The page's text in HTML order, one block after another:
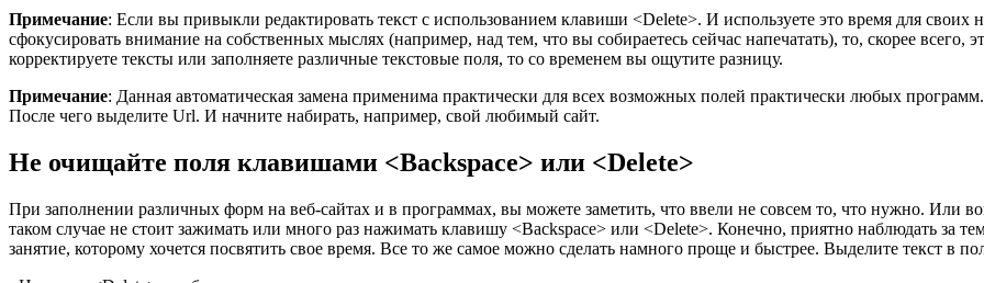
Примечание: Если вы привыкли редактировать текст с использованием клавиши <Delete>. И используете это время для
сфокусировать внимание на собственных мыслях (например, над тем, что вы собираетесь сейчас напечатать), то, скорее всего,
корректируете тексты или заполняете различные текстовые поля, то со временем вы ощутите разницу.
Примечание: Данная автоматическая замена применима практически для всех возможных полей практически любых
После чего выделите Url. И начните набирать, например, свой любимый сайт.
Не очищайте поля клавишами <Backspace> или <Delete>
При заполнении различных форм на веб-сайтах и в программах, вы можете заметить, что ввели не совсем то, что нужно. Или
таком случае не стоит зажимать или много раз нажимать клавишу <Backspace> или <Delete>. Конечно, приятно наблюдать за
занятие, которому хочется посвятить свое время. Все то же самое можно сделать намного проще и быстрее. Выделите текст в